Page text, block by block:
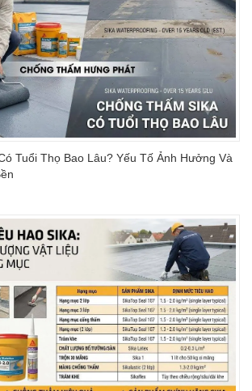
Tuổi Thọ Bao Lâu? Yếu Tố Ảnh Hưởng Và